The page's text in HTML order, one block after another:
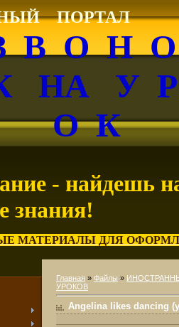
23:44
ПОРТАЛ
В О Н
НА У
О К
- найдешь
знания!
МАТЕРИАЛЫ ДЛЯ
Главная » Файлы »
УРОКОВ
Angelina likes dancing